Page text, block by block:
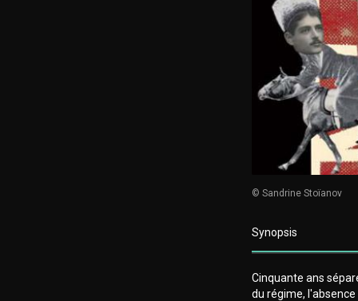
© Sandrine Stoïanov
Synopsis
Cinquante ans
du régime,